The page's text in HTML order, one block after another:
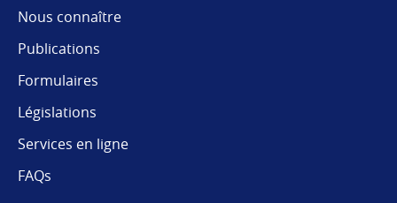
Nous connaître
Publications
Formulaires
Législations
Services en ligne
FAQs